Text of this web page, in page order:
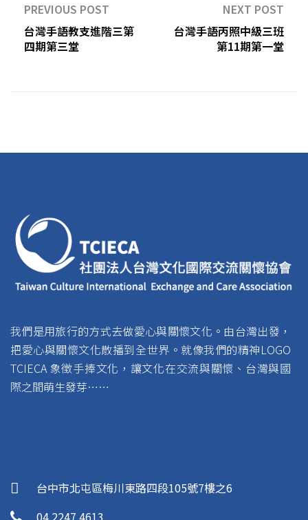
PREVIOUS POST
台灣手語教支進階三第
四期第三堂
NEXT POST
台灣手語丙照中級三班
第11期第一堂
我們是用旅行的方式去做愛心與關懷文化。由台灣出發，
把愛心與關懷文化散播到全世界。就像我們的精神LOGO
TCIECA 象徵手捧文化，讓文化在交流與關懷、台灣與國
際之間萌生發芽……
台中市北屯區梅川東路四段105號7樓之6
04 2247 4613